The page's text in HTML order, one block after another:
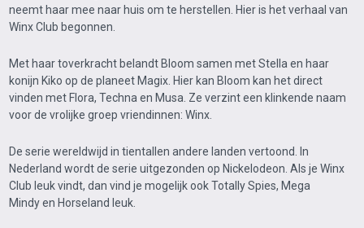
neemt haar mee naar huis om te herstellen. Hier is het verhaal van
Winx Club begonnen.
Met haar toverkracht belandt Bloom samen met Stella en haar
konijn Kiko op de planeet Magix. Hier kan Bloom kan het direct
vinden met Flora, Techna en Musa. Ze verzint een klinkende naam
voor de vrolijke groep vriendinnen: Winx.
De serie wereldwijd in tientallen andere landen vertoond. In
Nederland wordt de serie uitgezonden op Nickelodeon. Als je Winx
Club leuk vindt, dan vind je mogelijk ook Totally Spies, Mega
Mindy en Horseland leuk.